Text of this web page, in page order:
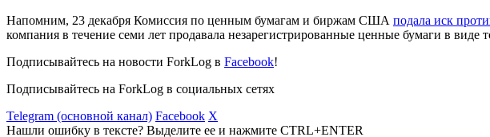
Напомним, 23 декабря Комиссия по ценным бумагам и биржам США подала иск
компания в течение семи лет продавала незарегистрированные ценные бумаги в виде
Подписывайтесь на новости ForkLog в Facebook!
Подписывайтесь на ForkLog в социальных сетях
Telegram (основной канал) Facebook X
Нашли ошибку в тексте? Выделите ее и нажмите CTRL+ENTER